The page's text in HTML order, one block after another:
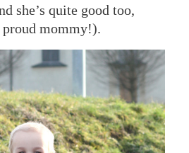
she’s quite good too,
proud mommy!).